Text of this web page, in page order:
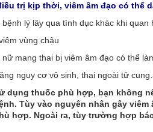
trị kịp thời, viêm âm đạo có thể
lý lây qua tình dục khác khi
vùng chậu
mang thai bị viêm âm đạo có thể
nguy cơ vô sinh, thai ngoài tử cung…
dụng thuốc phù hợp, bạn không
Tùy vào nguyên nhân gây
hợp. Ngoài ra, tùy trường hợp